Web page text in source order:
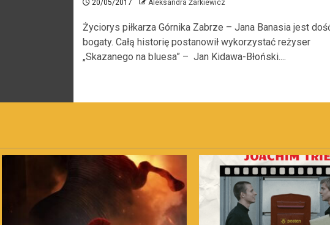
20/05/2017 Aleksandra Żarkiewicz
Życiorys piłkarza Górnika Zabrze – Jana Banasia jest
bogaty. Całą historię postanowił wykorzystać reżyser
„Skazanego na bluesa” – Jan Kidawa-Błoński....